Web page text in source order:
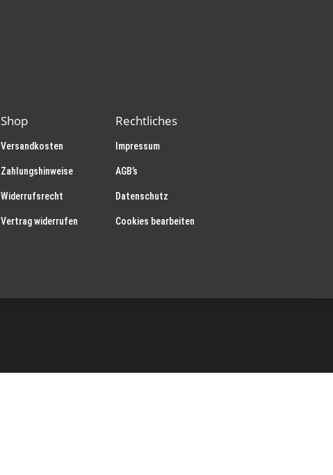
Shop
Versandkosten
Zahlungshinweise
Widerrufsrecht
Vertrag widerrufen
Rechtliches
Impressum
AGB’s
Datenschutz
Cookies bearbeiten